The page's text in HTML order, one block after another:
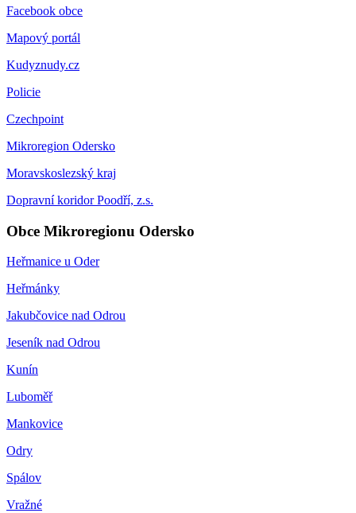
Facebook obce
Mapový portál
Kudyznudy.cz
Policie
Czechpoint
Mikroregion Odersko
Moravskoslezský kraj
Dopravní koridor Poodří, z.s.
Obce Mikroregionu Odersko
Heřmanice u Oder
Heřmánky
Jakubčovice nad Odrou
Jeseník nad Odrou
Kunín
Luboměř
Mankovice
Odry
Spálov
Vražné